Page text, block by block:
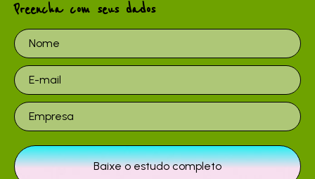
Preencha com seus dados